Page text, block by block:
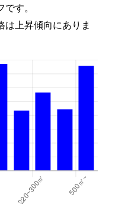
す。
上昇傾向にありま